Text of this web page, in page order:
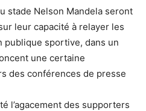
stade Nelson Mandela seront
leur capacité à relayer les
publique sportive, dans un
une certaine
des conférences de presse
l’agacement des supporters